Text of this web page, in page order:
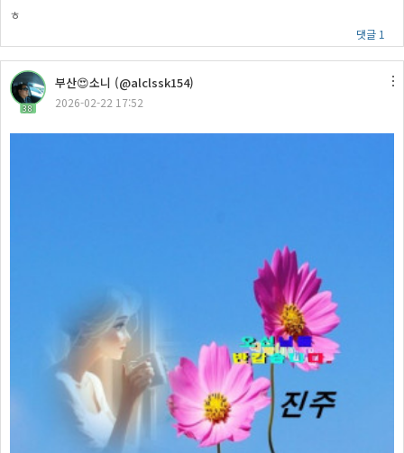
ㅎ
댓글 1
38
부산😍소니 (@alclssk154)
2026-02-22 17:52